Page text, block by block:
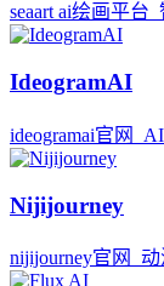
seaart ai绘画平
IdeogramAI
ideogramai官网
Nijijourney
nijijourney官网_